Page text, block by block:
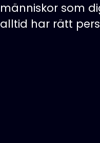
människor som
alltid har rätt